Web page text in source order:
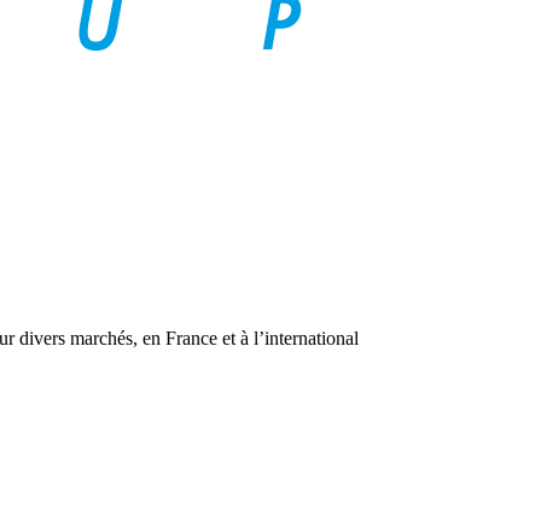
divers marchés, en France et à l’international